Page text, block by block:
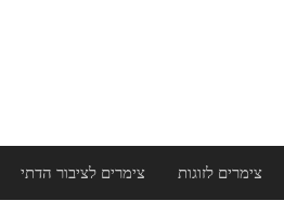
צימרים לזוגות צימרים לציבור הדתי